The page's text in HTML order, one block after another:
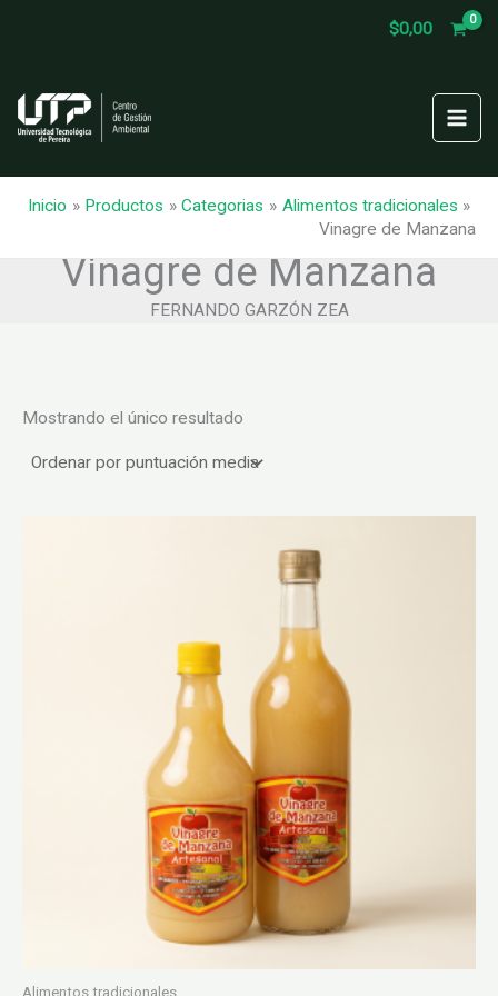
$0,00
Inicio Productos Categorias
Alimentos tradicionales
Vinagre de Manzana
Vinagre de Manzana
FERNANDO GARZÓN ZEA
Mostrando el único resultado
Alimentos tradicionales